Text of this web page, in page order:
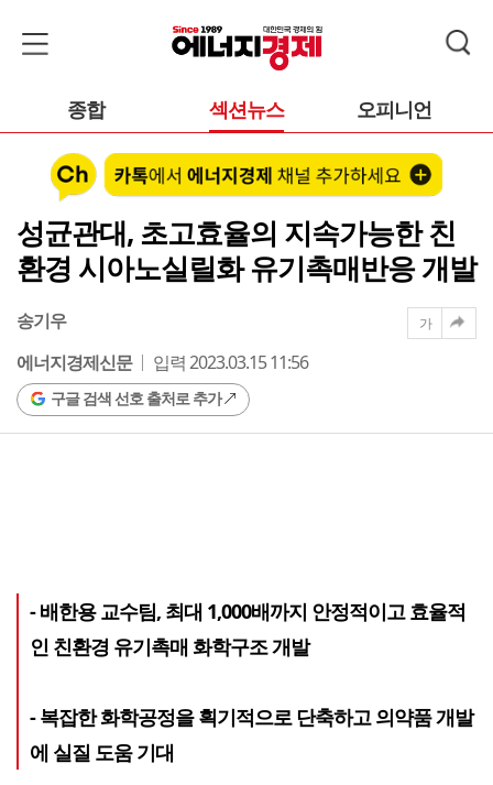
종합 섹션뉴스 오피니언
성균관대, 초고효율의 지속가능한 친
환경 시아노실릴화 유기촉매반응 개발
송기우
에너지경제신문
입력 2023.03.15 11:56
구글 검색 선호 출처로 추가
가
- 배한용 교수팀, 최대 1,000배까지 안정적이고 효율적
인 친환경 유기촉매 화학구조 개발
- 복잡한 화학공정을 획기적으로 단축하고 의약품 개발
에 실질 도움 기대